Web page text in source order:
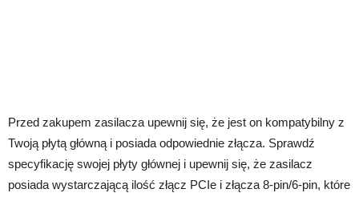
Przed zakupem zasilacza upewnij się, że jest on kompatybilny z
Twoją płytą główną i posiada odpowiednie złącza. Sprawdź
specyfikację swojej płyty głównej i upewnij się, że zasilacz
posiada wystarczającą ilość złącz PCIe i złącza 8-pin/6-pin, które